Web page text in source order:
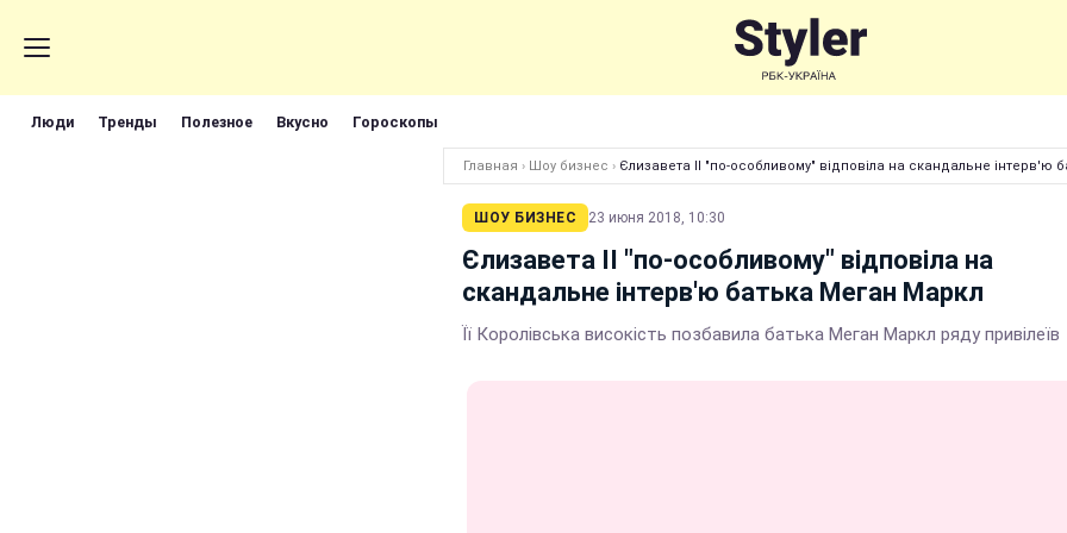
Люди Тренды Полезное Вкусно Гороскопы
Главная › Шоу бизнес › Єлизавета II "по-особливому" відповіла на скандальне інтерв'ю
ШОУ БИЗНЕС 23 июня 2018, 10:30
Єлизавета II "по-особливому" відповіла на
скандальне інтерв'ю батька Меган Маркл
Її Королівська високість позбавила батька Меган Маркл ряду привілеїв